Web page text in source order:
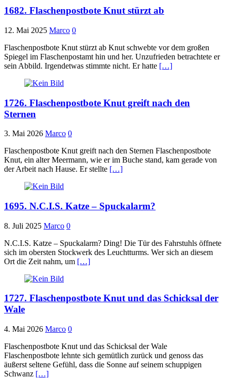
1682. Flaschenpostbote Knut stürzt ab
12. Mai 2025 Marco 0
Flaschenpostbote Knut stürzt ab Knut schwebte vor dem großen
Spiegel im Flaschenpostamt hin und her. Unzufrieden betrachtete er
sein Abbild. Irgendetwas stimmte nicht. Er hatte […]
1726. Flaschenpostbote Knut greift nach den
Sternen
3. Mai 2026 Marco 0
Flaschenpostbote Knut greift nach den Sternen Flaschenpostbote
Knut, ein alter Meermann, wie er im Buche stand, kam gerade von
der Arbeit nach Hause. Er stellte […]
1695. N.C.I.S. Katze – Spuckalarm?
8. Juli 2025 Marco 0
N.C.I.S. Katze – Spuckalarm? Ding! Die Tür des Fahrstuhls öffnete
sich im obersten Stockwerk des Leuchtturms. Wer sich an diesem
Ort die Zeit nahm, um […]
1727. Flaschenpostbote Knut und das Schicksal der
Wale
4. Mai 2026 Marco 0
Flaschenpostbote Knut und das Schicksal der Wale
Flaschenpostbote lehnte sich gemütlich zurück und genoss das
äußerst seltene Gefühl, dass die Sonne auf seinem schuppigen
Schwanz […]